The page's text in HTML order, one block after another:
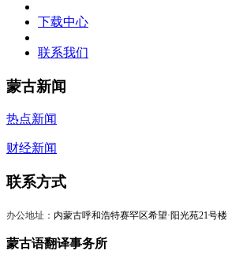
下载中心
联系我们
蒙古新闻
热点新闻
财经新闻
联系方式
办公地址： 内蒙古呼和浩特赛罕区希望·阳光苑21号楼
蒙古语翻译事务所